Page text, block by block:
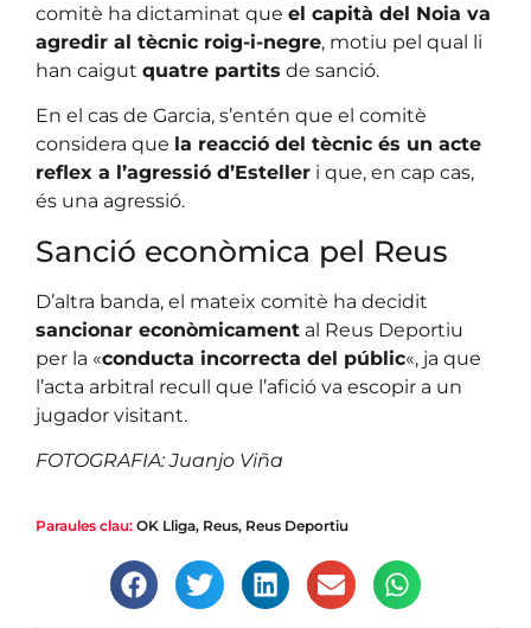
comitè ha dictaminat que el capità del Noia va
agredir al tècnic roig-i-negre, motiu pel qual li
han caigut quatre partits de sanció.
En el cas de Garcia, s’entén que el comitè
considera que la reacció del tècnic és un acte
reflex a l’agressió d’Esteller i que, en cap cas,
és una agressió.
Sanció econòmica pel Reus
D’altra banda, el mateix comitè ha decidit
sancionar econòmicament al Reus Deportiu
per la «conducta incorrecta del públic«, ja que
l’acta arbitral recull que l’afició va escopir a un
jugador visitant.
FOTOGRAFIA: Juanjo Viña
Paraules clau: OK Lliga, Reus, Reus Deportiu